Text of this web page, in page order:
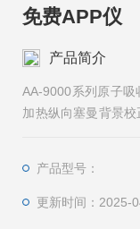
免费APP仪
产品简介
AA-9000系列原子吸
加热纵向塞曼背景校
药、环境保护、材
样品日益迫切的元素
产品型号：
更新时间：2025-